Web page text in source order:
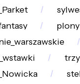
plony